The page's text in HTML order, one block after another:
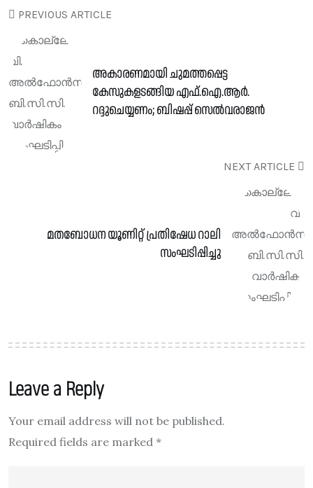
PREVIOUS ARTICLE
അകാരണമായി ചുമത്തപ്പെട്ട
കേസുകളടങ്ങിയ എഫ്.ഐ.ആർ.
റദ്ദുചെയ്യണം; ബിഷപ്പ് സെൽവരാജൻ
NEXT ARTICLE
മതബോധന യൂണിറ്റ് പ്രതിഷേധ റാലി
സംഘടിപ്പിച്ചു
Leave a Reply
Your email address will not be published.
Required fields are marked *